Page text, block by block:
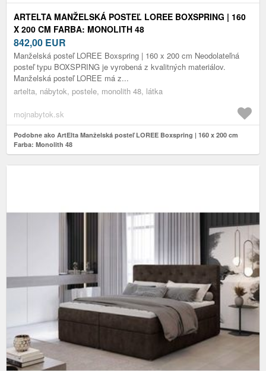
ARTELTA MANŽELSKÁ POSTEĽ LOREE BOXSPRING | 160
X 200 CM FARBA: MONOLITH 48
842,00 EUR
Manželská posteľ LOREE Boxspring | 160 x 200 cm Neodolateľná
posteľ typu BOXSPRING je vyrobená z kvalitných materiálov.
Manželská posteľ LOREE má z...
artelta, nábytok, postele, monolith 48, látka
mojnabytok.sk
Podobne ako ArtElta Manželská posteľ LOREE Boxspring | 160 x 200 cm
Farba: Monolith 48